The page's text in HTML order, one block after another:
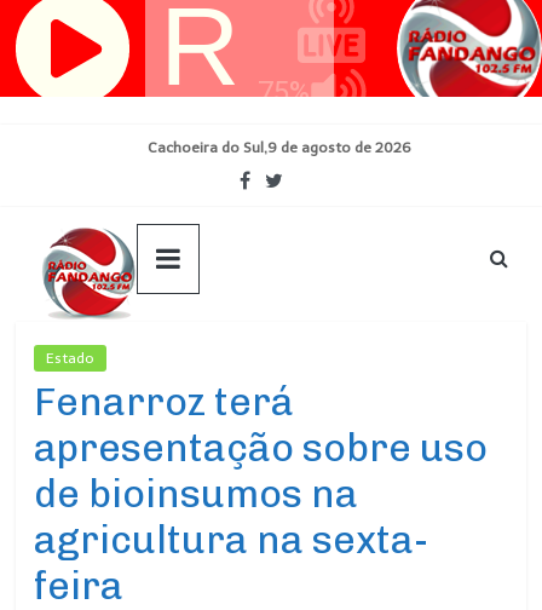
Pular
para
Cachoeira do Sul,9 de agosto de 2026
Estado
Fenarroz terá
apresentação sobre uso
de bioinsumos na
agricultura na sexta-
feira